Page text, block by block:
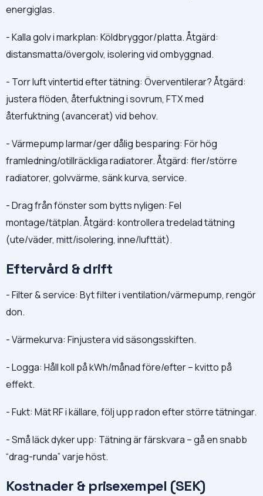
energiglas.
- Kalla golv i markplan: Köldbryggor/platta. Åtgärd:
distansmatta/övergolv, isolering vid ombyggnad.
- Torr luft vintertid efter tätning: Överventilerar? Åtgärd:
justera flöden, återfuktning i sovrum, FTX med
återfuktning (avancerat) vid behov.
- Värmepump larmar/ger dålig besparing: För hög
framledning/otillräckliga radiatorer. Åtgärd: fler/större
radiatorer, golvvärme, sänk kurva, service.
- Drag från fönster som bytts nyligen: Fel
montage/tätplan. Åtgärd: kontrollera tredelad tätning
(ute/väder, mitt/isolering, inne/lufttät).
Eftervård & drift
- Filter & service: Byt filter i ventilation/värmepump, rengör
don.
- Värmekurva: Finjustera vid säsongsskiften.
- Logga: Håll koll på kWh/månad före/efter – kvitto på
effekt.
- Fukt: Mät RF i källare, följ upp radon efter större tätningar.
- Små läck dyker upp: Tätning är färskvara – gå en snabb
“drag-runda” varje höst.
Kostnader & prisexempel (SEK)